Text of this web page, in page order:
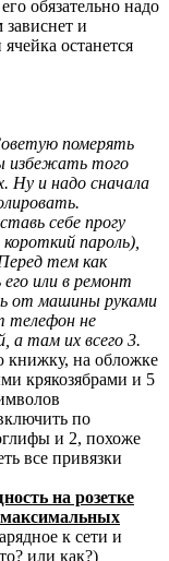
обязательно надо
зависнет и
останется
померять
избежать того
Ну и надо сначала
себе прогу
пароль),
тем как
или в ремонт
от машины руками
телефон не
а там их всего 3.
книжку, на обложке
крякозябрами и 5
по
и 2, похоже
все привязки
на розетке
максимальных
к сети и
или как?)